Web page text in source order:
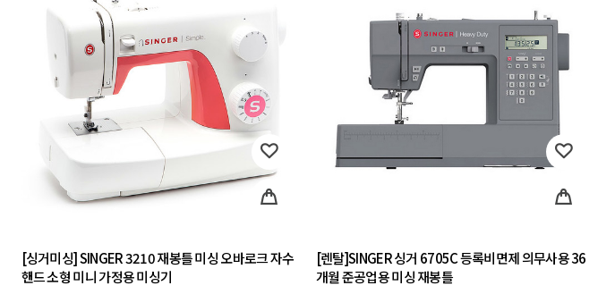
[싱거미싱] SINGER 3210 재봉틀 미싱 오바로크 자수
핸드 소형 미니 가정용 미싱기
[렌탈]SINGER 싱거 6705C 등록비면제 의무사용 36
개월 준공업용 미싱 재봉틀